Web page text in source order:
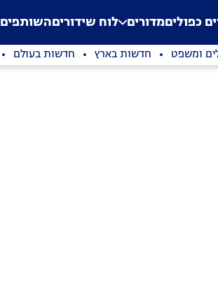
Application error: a
. כפוליםמדורים לוח שידוריםהשותפים
ומשפט חדשות בארץ חדשות בעולם